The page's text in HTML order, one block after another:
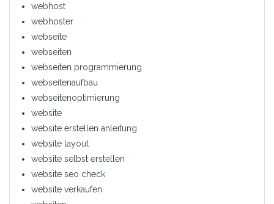
webhost
webhoster
webseite
webseiten
webseiten programmierung
webseitenaufbau
webseitenoptimierung
website
website erstellen anleitung
website layout
website selbst erstellen
website seo check
website verkaufen